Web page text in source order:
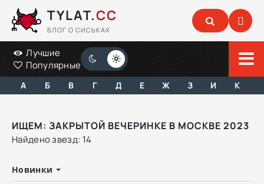
TYLAT.CC
БЛОГ О СИСЬКАХ
Лучшие
Популярные
А Б В Г Д Е Ж З И К
ИЩЕМ: ЗАКРЫТОЙ ВЕЧЕРИНКЕ В МОСКВЕ 2023
Найдено звезд: 14
Новинки